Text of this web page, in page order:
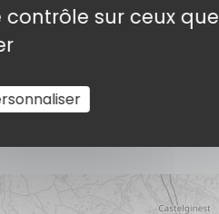
contrôle sur ceux que